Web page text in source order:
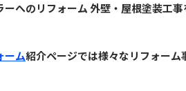
へのリフォーム 外壁・屋根塗装工
ーム紹介ページでは様々なリフォーム